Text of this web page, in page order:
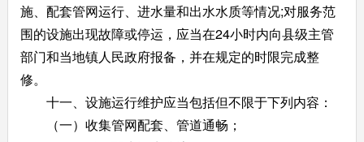
施、配套管网运行、进水量和出水水质等情况;对服务范
围的设施出现故障或停运，应当在24小时内向县级主管
部门和当地镇人民政府报备，并在规定的时限完成整
修。
十一、设施运行维护应当包括但不限于下列内容：
（一）收集管网配套、管道通畅；